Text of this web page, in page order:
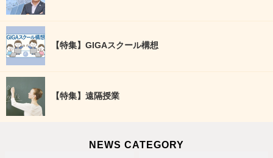
【特集】GIGAスクール構想
【特集】遠隔授業
NEWS CATEGORY